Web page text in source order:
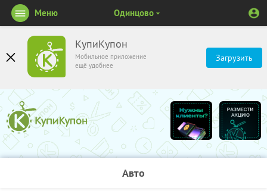
КупиКупон
Мобильное приложение
ещё удобнее
Загрузить
Меню Одинцово
Авто